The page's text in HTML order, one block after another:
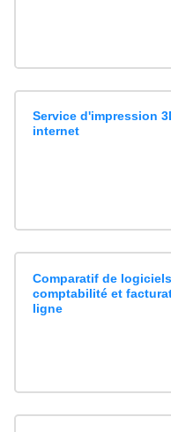
Service d'impression
internet
Comparatif de
comptabilité et
ligne